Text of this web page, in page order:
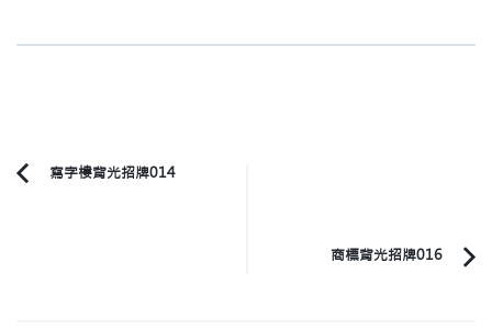
PostPrevious
寫字樓背光招牌014
商標背光招牌016